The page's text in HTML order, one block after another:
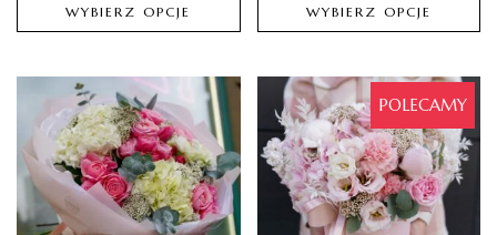
WYBIERZ OPCJE WYBIERZ OPCJE
POLECAMY